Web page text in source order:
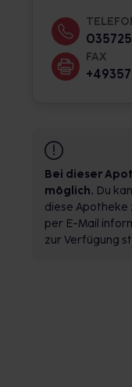
FAX
Bei dieser
möglich. Du
diese Apotheke
per E-Mail
zur Verfügung